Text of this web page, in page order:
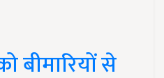
से